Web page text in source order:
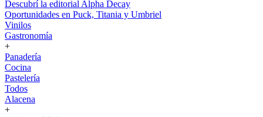
Descubrí la editorial Alpha Decay
Oportunidades en Puck, Titania y Umbriel
Vinilos
Gastronomía
+
Panadería
Cocina
Pastelería
Todos
Alacena
+